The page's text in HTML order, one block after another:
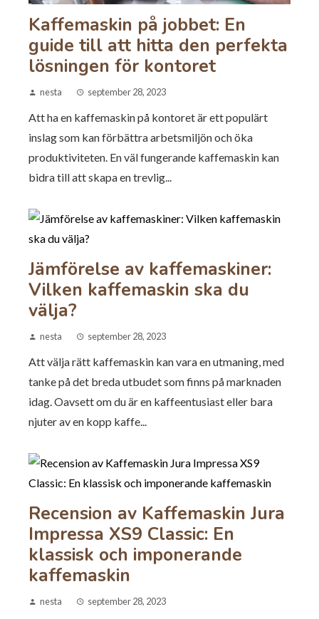
Kaffemaskin på jobbet: En
guide till att hitta den perfekta
lösningen för kontoret
nesta september 28, 2023
Att ha en kaffemaskin på kontoret är ett populärt
inslag som kan förbättra arbetsmiljön och öka
produktiviteten. En väl fungerande kaffemaskin kan
bidra till att skapa en trevlig...
Jämförelse av kaffemaskiner:
Vilken kaffemaskin ska du
välja?
nesta september 28, 2023
Att välja rätt kaffemaskin kan vara en utmaning, med
tanke på det breda utbudet som finns på marknaden
idag. Oavsett om du är en kaffeentusiast eller bara
njuter av en kopp kaffe...
Recension av Kaffemaskin Jura
Impressa XS9 Classic: En
klassisk och imponerande
kaffemaskin
nesta september 28, 2023